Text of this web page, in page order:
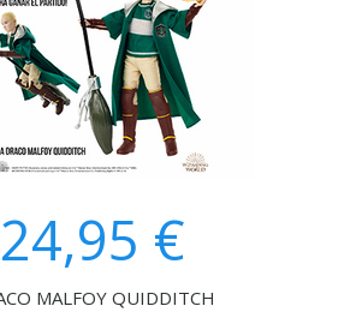
24,95 €
MALFOY QUIDDITCH